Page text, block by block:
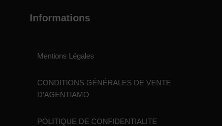
Informations
Mentions Légales
CONDITIONS GÉNÉRALES DE VENTE
D’AGENTIAMO
POLITIQUE DE CONFIDENTIALITE